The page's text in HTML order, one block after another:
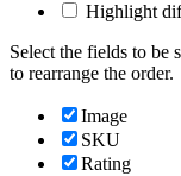
Highlight
Select the fields to be
to rearrange the order.
Image
SKU
Rating